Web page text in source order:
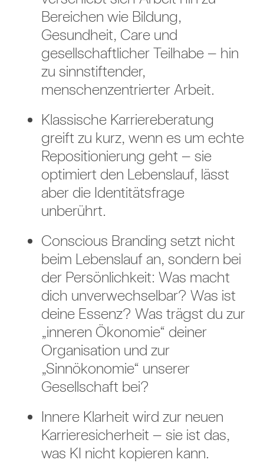
Bereichen wie Bildung,
Gesundheit, Care und
gesellschaftlicher Teilhabe – hin
zu sinnstiftender,
menschenzentrierter Arbeit.
Klassische Karriereberatung
greift zu kurz, wenn es um echte
Repositionierung geht – sie
optimiert den Lebenslauf, lässt
aber die Identitätsfrage
unberührt.
Conscious Branding setzt nicht
beim Lebenslauf an, sondern bei
der Persönlichkeit: Was macht
dich unverwechselbar? Was ist
deine Essenz? Was trägst du zur
„inneren Ökonomie“ deiner
Organisation und zur
„Sinnökonomie“ unserer
Gesellschaft bei?
Innere Klarheit wird zur neuen
Karrieresicherheit – sie ist das,
was KI nicht kopieren kann.